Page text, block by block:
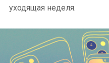
уходящая неделя.